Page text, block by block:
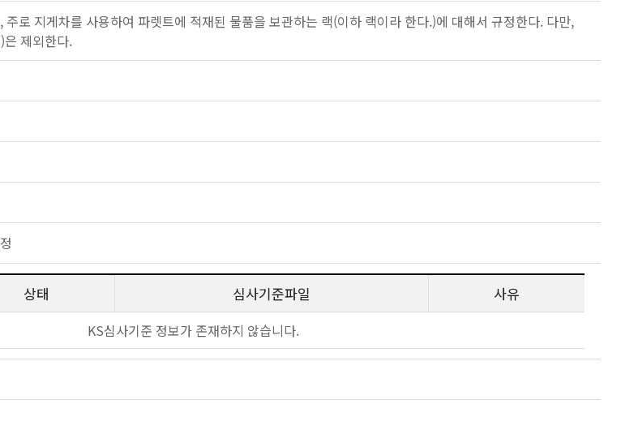
로 지게차를 사용하여 파렛트에 적재된 물품을 보관하는 랙(이하 랙이라 한다.)에 대해서 규정한다. 다만,
제외한다.
상태 심사기준파일 사유
KS심사기준 정보가 존재하지 않습니다.